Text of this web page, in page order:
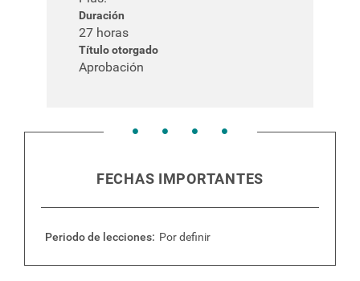
Duración
27 horas
Título otorgado
Aprobación
FECHAS IMPORTANTES
Periodo de lecciones Por definir